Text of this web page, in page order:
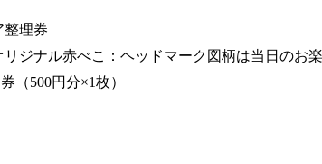
ア整理券
ジナル赤べこ：ヘッドマーク図柄は当日のお
（500円分×1枚）